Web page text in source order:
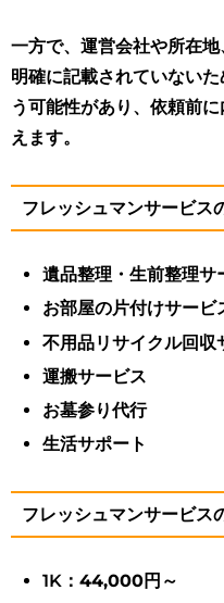
一方で、運営会社や所在
明確に記載されていない
う可能性があり、依頼前
えます。
フレッシュマンサービス
遺品整理・生前整理サ
お部屋の片付けサービ
不用品リサイクル回収
運搬サービス
お墓参り代行
生活サポート
フレッシュマンサービス
1K：44,000円～